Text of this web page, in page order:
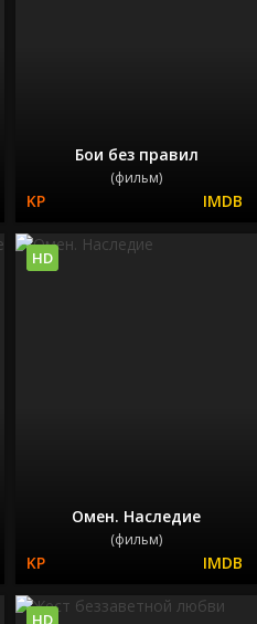
Бои без правил
(фильм)
Омен. Наследие
(фильм)
HD
HD